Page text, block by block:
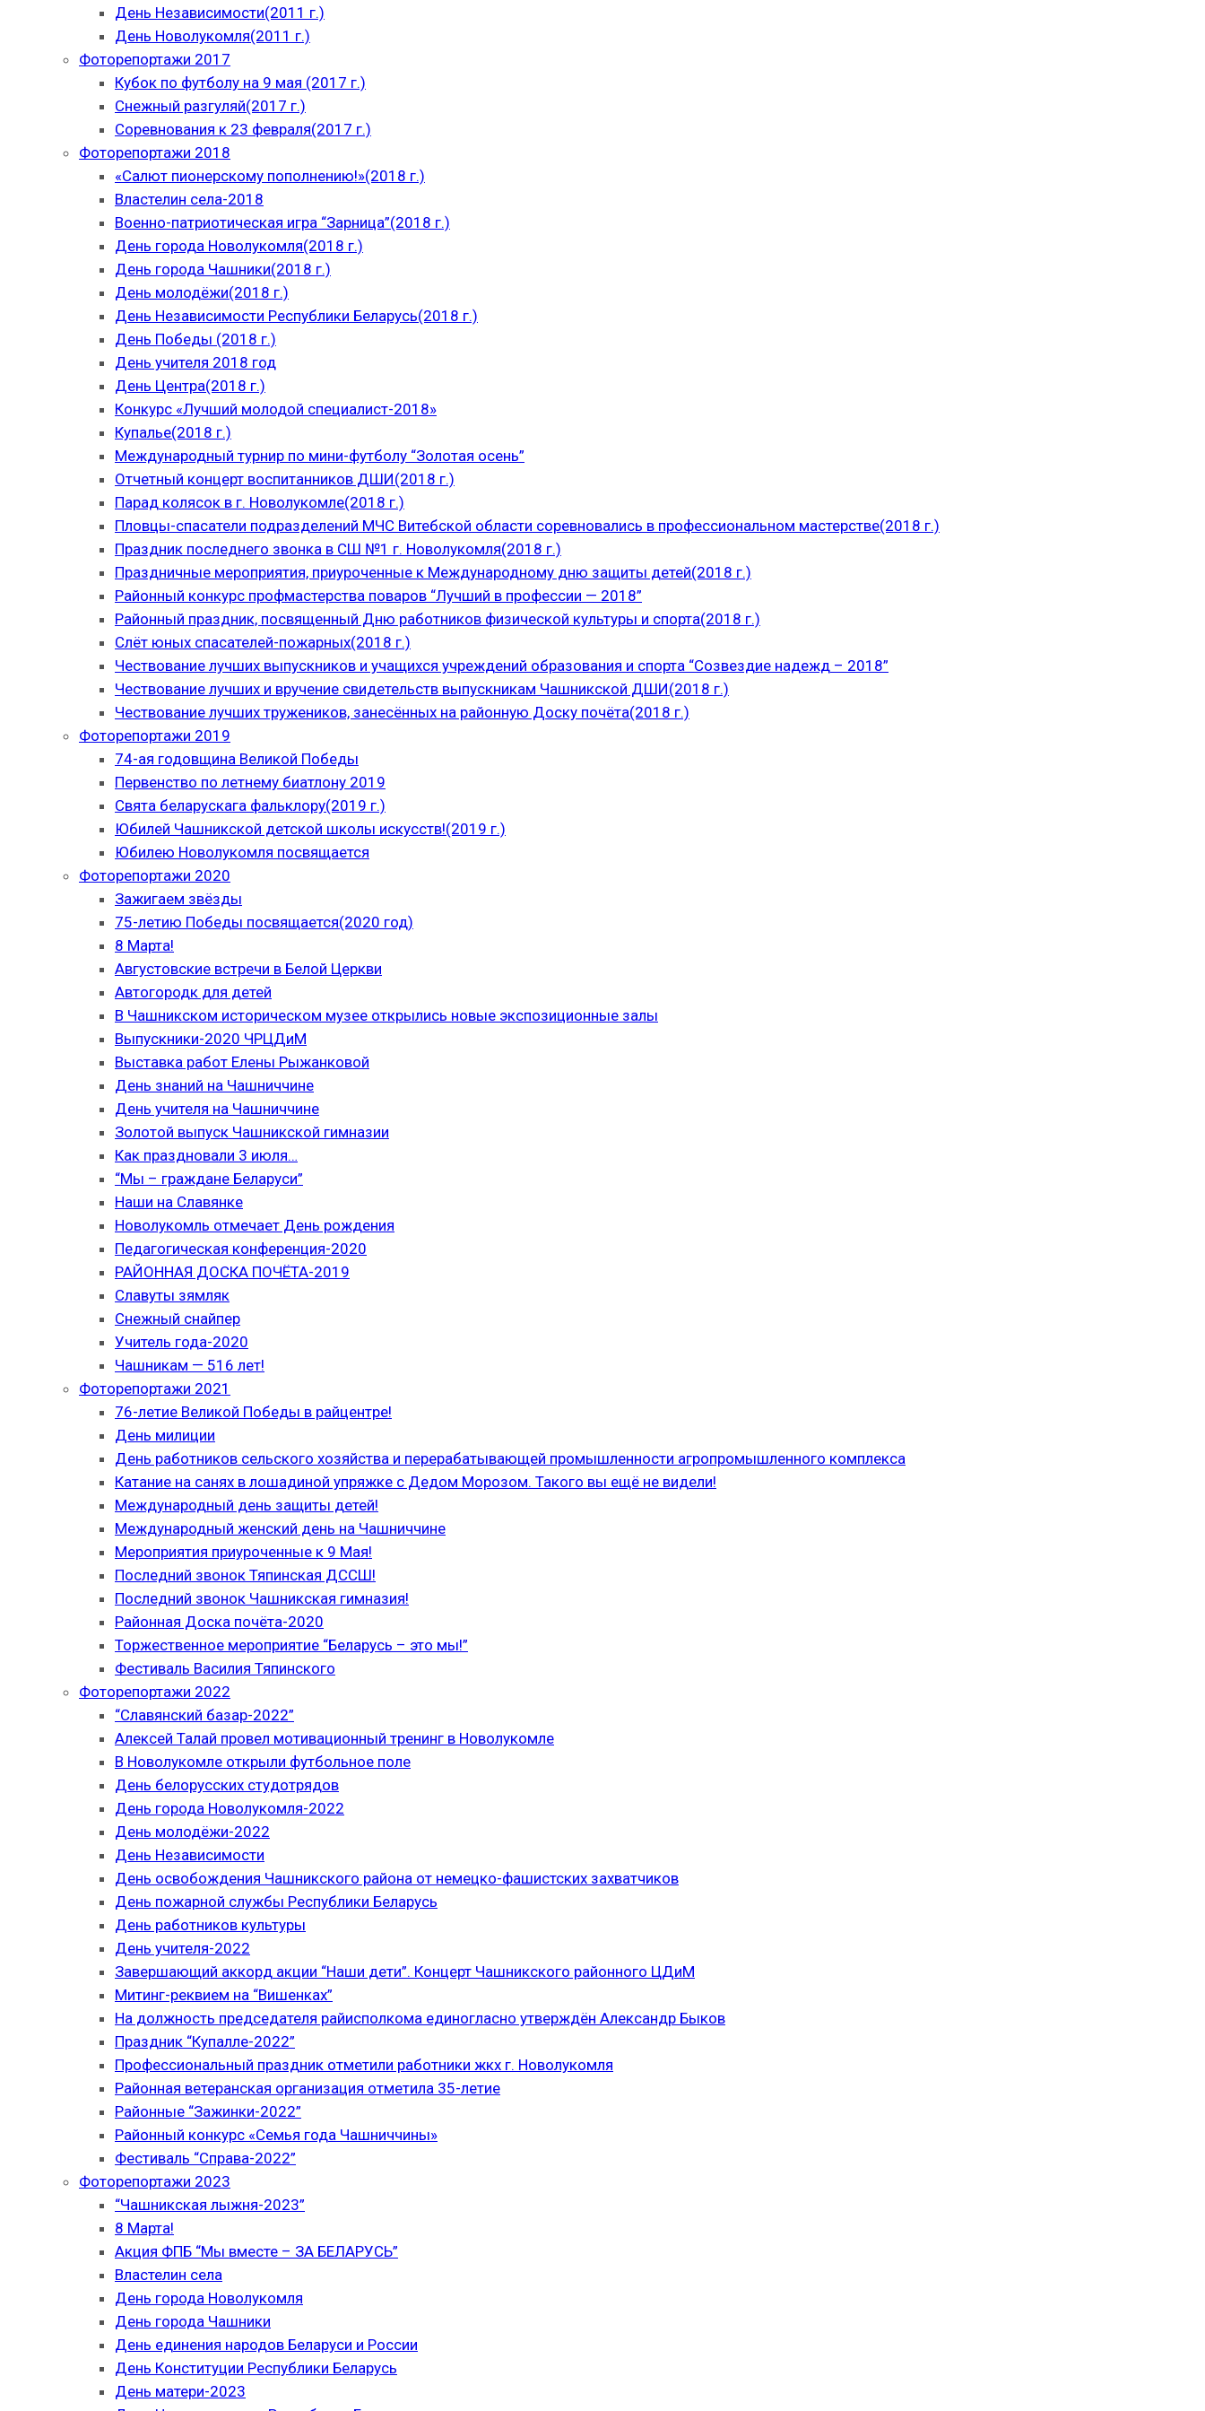
День Независимости(2011 г.)
День Новолукомля(2011 г.)
Фоторепортажи 2017
Кубок по футболу на 9 мая (2017 г.)
Снежный разгуляй(2017 г.)
Соревнования к 23 февраля(2017 г.)
Фоторепортажи 2018
«Салют пионерскому пополнению!»(2018 г.)
Властелин села-2018
Военно-патриотическая игра “Зарница”(2018 г.)
День города Новолукомля(2018 г.)
День города Чашники(2018 г.)
День молодёжи(2018 г.)
День Независимости Республики Беларусь(2018 г.)
День Победы (2018 г.)
День учителя 2018 год
День Центра(2018 г.)
Конкурс «Лучший молодой специалист-2018»
Купалье(2018 г.)
Международный турнир по мини-футболу “Золотая осень”
Отчетный концерт воспитанников ДШИ(2018 г.)
Парад колясок в г. Новолукомле(2018 г.)
Пловцы-спасатели подразделений МЧС Витебской области соревновались в профессиональном мастерстве(2018 г.)
Праздник последнего звонка в СШ №1 г. Новолукомля(2018 г.)
Праздничные мероприятия, приуроченные к Международному дню защиты детей(2018 г.)
Районный конкурс профмастерства поваров “Лучший в профессии — 2018”
Районный праздник, посвященный Дню работников физической культуры и спорта(2018 г.)
Слёт юных спасателей-пожарных(2018 г.)
Чествование лучших выпускников и учащихся учреждений образования и спорта “Созвездие надежд – 2018”
Чествование лучших и вручение свидетельств выпускникам Чашникской ДШИ(2018 г.)
Чествование лучших тружеников, занесённых на районную Доску почёта(2018 г.)
Фоторепортажи 2019
74-ая годовщина Великой Победы
Первенство по летнему биатлону 2019
Свята беларускага фальклору(2019 г.)
Юбилей Чашникской детской школы искусств!(2019 г.)
Юбилею Новолукомля посвящается
Фоторепортажи 2020
Зажигаем звёзды
75-летию Победы посвящается(2020 год)
8 Марта!
Августовские встречи в Белой Церкви
Автогородк для детей
В Чашникском историческом музее открылись новые экспозиционные залы
Выпускники-2020 ЧРЦДиМ
Выставка работ Елены Рыжанковой
День знаний на Чашниччине
День учителя на Чашниччине
Золотой выпуск Чашникской гимназии
Как праздновали 3 июля…
“Мы – граждане Беларуси”
Наши на Славянке
Новолукомль отмечает День рождения
Педагогическая конференция-2020
РАЙОННАЯ ДОСКА ПОЧЁТА-2019
Славуты зямляк
Снежный снайпер
Учитель года-2020
Чашникам — 516 лет!
Фоторепортажи 2021
76-летие Великой Победы в райцентре!
День милиции
День работников сельского хозяйства и перерабатывающей промышленности агропромышленного комплекса
Катание на санях в лошадиной упряжке с Дедом Морозом. Такого вы ещё не видели!
Международный день защиты детей!
Международный женский день на Чашниччине
Мероприятия приуроченные к 9 Мая!
Последний звонок Тяпинская ДССШ!
Последний звонок Чашникская гимназия!
Районная Доска почёта-2020
Торжественное мероприятие “Беларусь – это мы!”
Фестиваль Василия Тяпинского
Фоторепортажи 2022
“Славянский базар-2022”
Алексей Талай провел мотивационный тренинг в Новолукомле
В Новолукомле открыли футбольное поле
День белорусских студотрядов
День города Новолукомля-2022
День молодёжи-2022
День Независимости
День освобождения Чашникского района от немецко-фашистских захватчиков
День пожарной службы Республики Беларусь
День работников культуры
День учителя-2022
Завершающий аккорд акции “Наши дети”. Концерт Чашникского районного ЦДиМ
Митинг-реквием на “Вишенках”
На должность председателя райисполкома единогласно утверждён Александр Быков
Праздник “Купалле-2022”
Профессиональный праздник отметили работники жкх г. Новолукомля
Районная ветеранская организация отметила 35-летие
Районные “Зажинки-2022”
Районный конкурс «Семья года Чашниччины»
Фестиваль “Справа-2022”
Фоторепортажи 2023
“Чашникская лыжня-2023”
8 Марта!
Акция ФПБ “Мы вместе – ЗА БЕЛАРУСЬ”
Властелин села
День города Новолукомля
День города Чашники
День единения народов Беларуси и России
День Конституции Республики Беларусь
День матери-2023